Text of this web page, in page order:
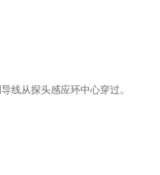
线从探头感应环中心穿过。